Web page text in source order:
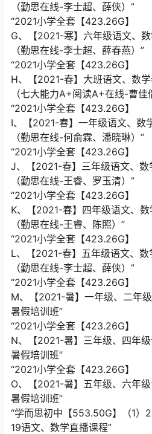
（勤思在线-李士超、薛侠）”
“2021小学全套【423.26G】
G、【2021-寒】六年级语文、
（勤思在线-李士超、薛春燕）”
“2021小学全套【423.26G】
H、【2021-春】大班语文、数
（七大能力A+阅读A+在线-曹佳
“2021小学全套【423.26G】
I、【2021-春】一年级语文、数
（勤思在线-何俞霖、潘晓琳）”
“2021小学全套【423.26G】
J、【2021-春】三年级语文、数
（勤思在线-王睿、罗玉清）”
“2021小学全套【423.26G】
K、【2021-春】四年级语文、
（勤思在线-王睿、陈照）”
“2021小学全套【423.26G】
L、【2021-春】五年级语文、数
（勤思在线-李士超、薛侠）”
“2021小学全套【423.26G】
M、【2021-暑】一年级、二年
暑假培训班”
“2021小学全套【423.26G】
N、【2021-暑】三年级、四年
暑假培训班”
“2021小学全套【423.26G】
O、【2021-暑】五年级、六年
暑假培训班”
“学而思初中【553.50G】（1）
19语文、数学直播课程”